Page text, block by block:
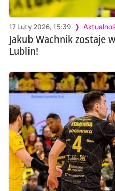
17 Luty 2026, 15:39
Jakub Wachnik zostaje
Lublin!